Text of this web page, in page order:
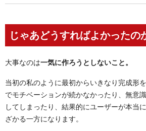
じゃあどうすればよかったの
大事なのは一気に作ろうとしないこと。
当初の私のように最初からいきなり完成形
でモチベーションが続かなかったり、無意
してしまったり、結果的にユーザーが本当
ざかる一方になります。